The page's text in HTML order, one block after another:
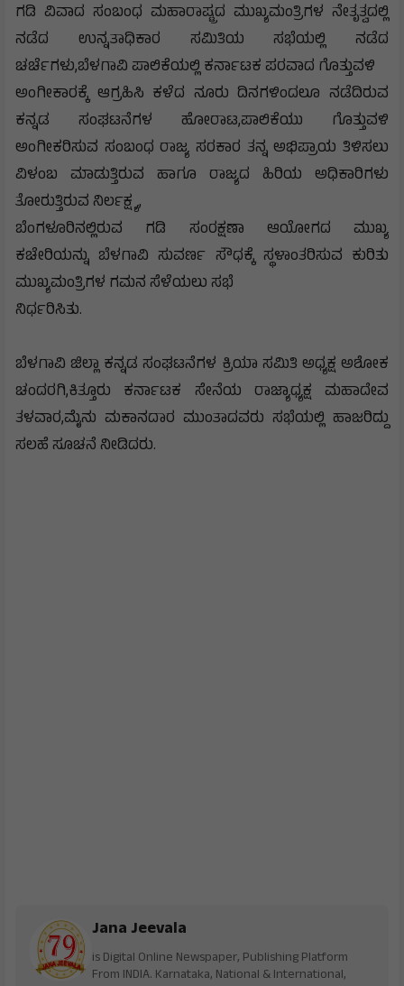
ಗಡಿ ವಿವಾದ ಸಂಬಂಧ ಮಹಾರಾಷ್ಟ್ರದ ಮುಖ್ಯಮಂತ್ರಿಗಳ ನೇತೃತ್ವದಲ್ಲಿ
ನಡೆದ ಉನ್ನತಾಧಿಕಾರ ಸಮಿತಿಯ ಸಭೆಯಲ್ಲಿ ನಡೆದ
ಚರ್ಚೆಗಳು,ಬೆಳಗಾವಿ ಪಾಲಿಕೆಯಲ್ಲಿ ಕರ್ನಾಟಕ ಪರವಾದ ಗೊತ್ತುವಳಿ
ಅಂಗೀಕಾರಕ್ಕೆ ಆಗ್ರಹಿಸಿ ಕಳೆದ ನೂರು ದಿನಗಳಿಂದಲೂ ನಡೆದಿರುವ
ಕನ್ನಡ ಸಂಘಟನೆಗಳ ಹೋರಾಟ,ಪಾಲಿಕೆಯು ಗೊತ್ತುವಳಿ
ಅಂಗೀಕರಿಸುವ ಸಂಬಂಧ ರಾಜ್ಯ ಸರಕಾರ ತನ್ನ ಅಭಿಪ್ರಾಯ ತಿಳಿಸಲು
ವಿಳಂಬ ಮಾಡುತ್ತಿರುವ ಹಾಗೂ ರಾಜ್ಯದ ಹಿರಿಯ ಅಧಿಕಾರಿಗಳು
ತೋರುತ್ತಿರುವ ನಿರ್ಲಕ್ಷ್ಯ,
ಬೆಂಗಳೂರಿನಲ್ಲಿರುವ ಗಡಿ ಸಂರಕ್ಷಣಾ ಆಯೋಗದ ಮುಖ್ಯ
ಕಚೇರಿಯನ್ನು ಬೆಳಗಾವಿ ಸುವರ್ಣ ಸೌಧಕ್ಕೆ ಸ್ಥಳಾಂತರಿಸುವ ಕುರಿತು
ಮುಖ್ಯಮಂತ್ರಿಗಳ ಗಮನ ಸೆಳೆಯಲು ಸಭೆ
ನಿರ್ಧರಿಸಿತು.
ಬೆಳಗಾವಿ ಜಿಲ್ಲಾ ಕನ್ನಡ ಸಂಘಟನೆಗಳ ಕ್ರಿಯಾ ಸಮಿತಿ ಅಧ್ಯಕ್ಷ ಅಶೋಕ
ಚಂದರಗಿ,ಕಿತ್ತೂರು ಕರ್ನಾಟಕ ಸೇನೆಯ ರಾಜ್ಯಾಧ್ಯಕ್ಷ ಮಹಾದೇವ
ತಳವಾರ,ಮೈನು ಮಕಾನದಾರ ಮುಂತಾದವರು ಸಭೆಯಲ್ಲಿ ಹಾಜರಿದ್ದು
ಸಲಹೆ ಸೂಚನೆ ನೀಡಿದರು.
Jana Jeevala
is Digital Online Newspaper, Publishing Platform
From INDIA. Karnataka, National & International,